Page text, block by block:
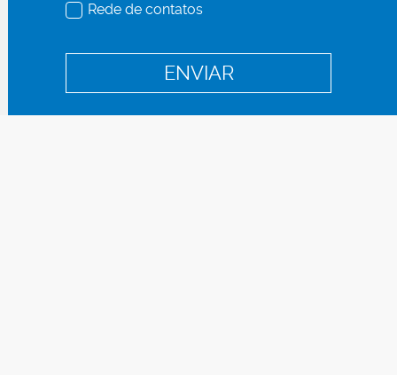
Rede de contatos